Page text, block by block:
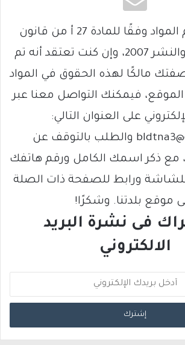
يتم الاستخدام المواد وفقًا للمادة 27 أ من قانون
حقوق التأليف والنشر 2007، وإن كنت تعتقد أنه تم
مالكًا لهذه الحقوق في المواد
فيمكنك التواصل معنا عبر
على العنوان التالي:
bldtna3@gmail.com والطلب بالتوقف عن
مع ذكر اسمك الكامل ورقم هاتفك
للشاشة ورابط للصفحة ذات الصلة
موقع بلدتنا. وشكرًا!
فى نشرة البريد
الالكتروني